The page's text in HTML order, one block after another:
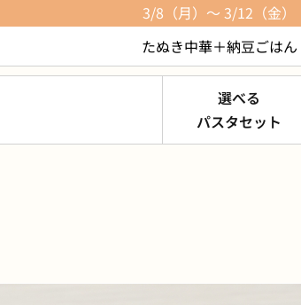
3/8（月）～ 3/12（金）
たぬき中華＋納豆ごはん
選べる
パスタセット